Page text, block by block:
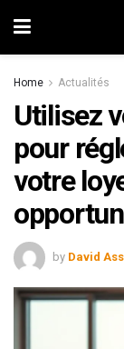
Home Actualités
Utilisez
pour
votre
by David